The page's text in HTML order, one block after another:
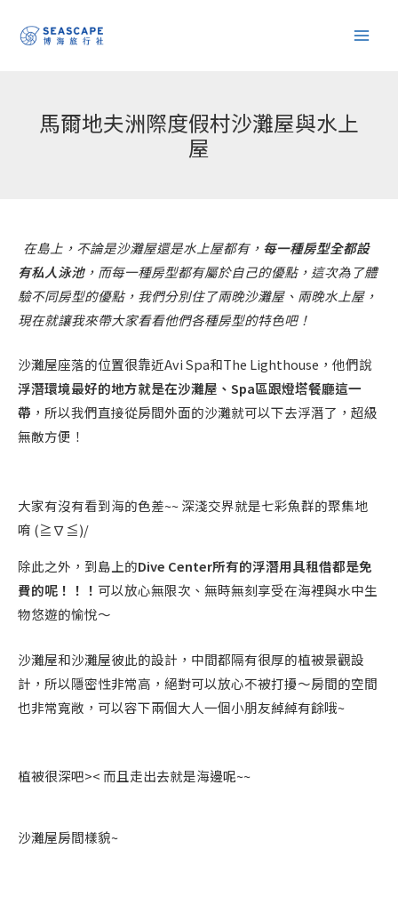
馬爾地夫洲際度假村沙灘屋與水上
屋
在島上，不論是沙灘屋還是水上屋都有， 每一種房型全都設
有私人泳池，而每一種房型都有屬於自己的優點，這次為了體
驗不同房型的優點，我們分別住了兩晚沙灘屋、兩晚水上屋，
現在就讓我來帶大家看看他們各種房型的特色吧！
沙灘屋座落的位置很靠近Avi Spa和The Lighthouse，他們說
浮潛環境最好的地方就是在沙灘屋、Spa區跟燈塔餐廳這一
帶 ，所以我們直接從房間外面的沙灘就可以下去浮潛了，超級
無敵方便！
大家有沒有看到海的色差~~ 深淺交界就是七彩魚群的聚集地
唷 (≧∇≦)/
除此之外，到島上的Dive Center所有的浮潛用具租借都是免
費的呢！！！ 可以放心無限次、無時無刻享受在海裡與水中生
物悠遊的愉悅～
沙灘屋和沙灘屋彼此的設計，中間都隔有很厚的植被景觀設
計，所以隱密性非常高，絕對可以放心不被打擾～房間的空間
也非常寬敞，可以容下兩個大人一個小朋友綽綽有餘哦~
植被很深吧>< 而且走出去就是海邊呢~~
沙灘屋房間樣貌~